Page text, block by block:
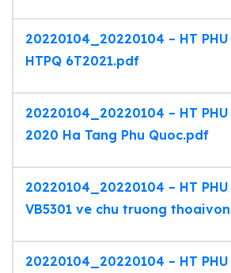
20220104_20220104 – HT PHU
HTPQ 6T2021.pdf
20220104_20220104 – HT PHU
2020 Ha Tang Phu Quoc.pdf
20220104_20220104 – HT PHU
VB5301 ve chu truong
20220104_20220104 – HT PHU